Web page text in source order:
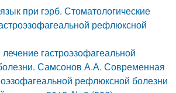
при гэрб. Стоматологические
рефлюксной
гастроэзофагеальной
Самсонов А.А. Современная
рефлюксной болезни